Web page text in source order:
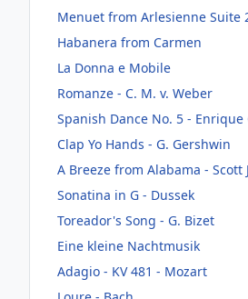
Menuet from Arlesienne Suite
Habanera from Carmen
La Donna e Mobile
Romanze - C. M. v. Weber
Spanish Dance No. 5 - Enrique
Clap Yo Hands - G. Gershwin
A Breeze from Alabama - Scott
Sonatina in G - Dussek
Toreador's Song - G. Bizet
Eine kleine Nachtmusik
Adagio - KV 481 - Mozart